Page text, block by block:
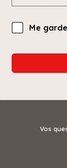
Me
Vos